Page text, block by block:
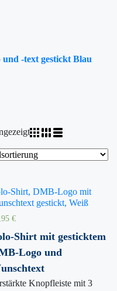
und -text gestickt Blau
Shirt, DMB-Logo mit
gestickt, Weiß
€
Shirt mit gesticktem
Logo und
Knopfleiste mit 3